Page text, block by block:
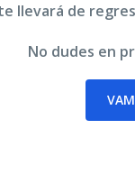
de
No dudes en